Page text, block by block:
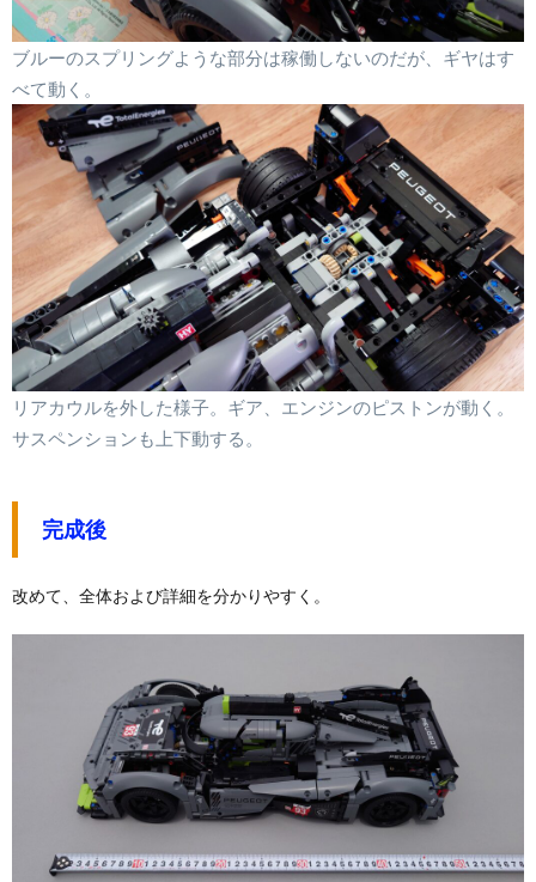
ブルーのスプリングような部分は稼働しないのだが、ギヤはす
べて動く。
リアカウルを外した様子。ギア、エンジンのピストンが動く。
サスペンションも上下動する。
完成後
改めて、全体および詳細を分かりやすく。